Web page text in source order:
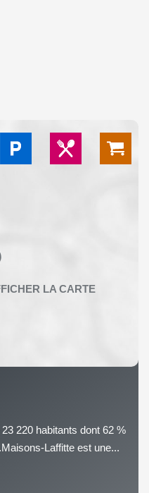
220 habitants dont 62 %
Laffitte est une...